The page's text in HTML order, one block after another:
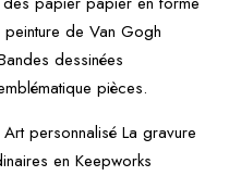
de Van Gogh
dessinées
pièces.
Art personnalisé La gravure
en Keepworks